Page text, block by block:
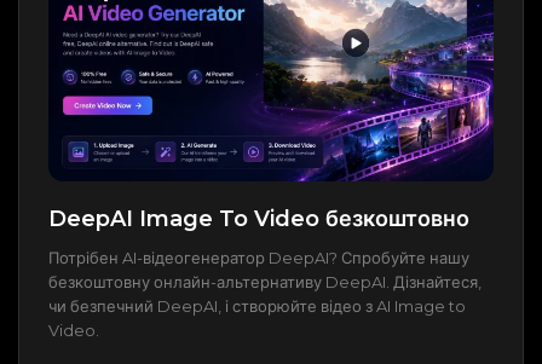
DeepAI Image To Video безкоштовно
Потрібен AI-відеогенератор DeepAI? Спробуйте нашу
безкоштовну онлайн-альтернативу DeepAI. Дізнайтеся,
чи безпечний DeepAI, і створюйте відео з AI Image to
Video.